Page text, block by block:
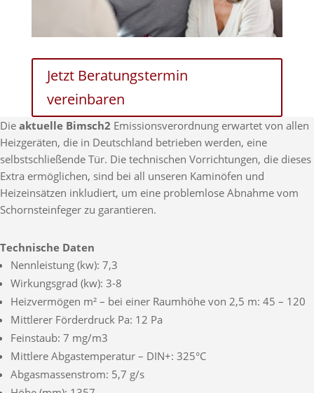
Jetzt Beratungstermin
vereinbaren
Die aktuelle Bimsch2 Emissionsverordnung erwartet von allen
Heizgeräten, die in Deutschland betrieben werden, eine
selbstschließende Tür. Die technischen Vorrichtungen, die dieses
Extra ermöglichen, sind bei all unseren Kaminöfen und
Heizeinsätzen inkludiert, um eine problemlose Abnahme vom
Schornsteinfeger zu garantieren.
Technische Daten
Nennleistung (kw): 7,3
Wirkungsgrad (kw): 3-8
Heizvermögen m² – bei einer Raumhöhe von 2,5 m: 45 – 120
Mittlerer Förderdruck Pa: 12 Pa
Feinstaub: 7 mg/m3
Mittlere Abgastemperatur – DIN+: 325°C
Abgasmassenstrom: 5,7 g/s